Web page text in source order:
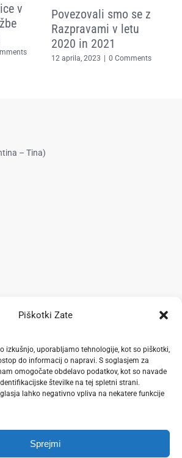
Piškotki Zate
izkušnjo, uporabljamo tehnologije, kot so piškotki,
do informacij o napravi. S soglasjem za
omogočate obdelavo podatkov, kot so navade
številke na tej spletni strani.
lahko negativno vpliva na nekatere funkcije
Sprejmi
v
Povezovali smo se z
Razpravami v letu
2020 in 2021
12 aprila, 2023 | 0 Comments
– Tina)